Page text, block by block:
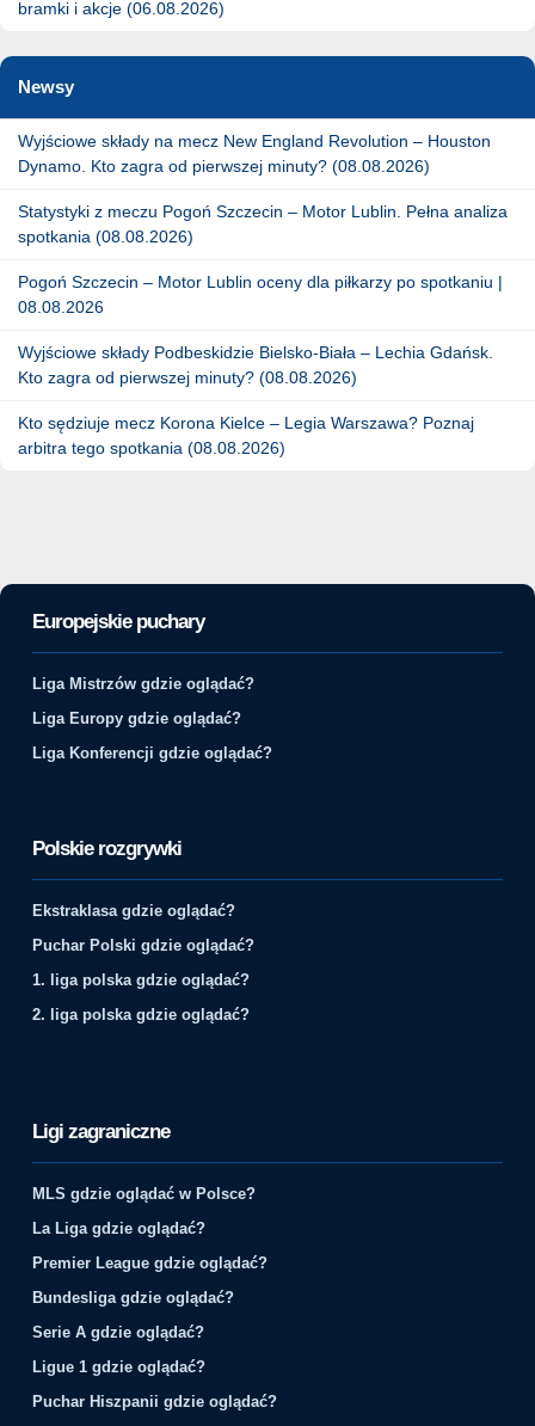
bramki i akcje (06.08.2026)
Newsy
Wyjściowe składy na mecz New England Revolution – Houston
Dynamo. Kto zagra od pierwszej minuty? (08.08.2026)
Statystyki z meczu Pogoń Szczecin – Motor Lublin. Pełna analiza
spotkania (08.08.2026)
Pogoń Szczecin – Motor Lublin oceny dla piłkarzy po spotkaniu |
08.08.2026
Wyjściowe składy Podbeskidzie Bielsko-Biała – Lechia Gdańsk.
Kto zagra od pierwszej minuty? (08.08.2026)
Kto sędziuje mecz Korona Kielce – Legia Warszawa? Poznaj
arbitra tego spotkania (08.08.2026)
Europejskie puchary
Liga Mistrzów gdzie oglądać?
Liga Europy gdzie oglądać?
Liga Konferencji gdzie oglądać?
Polskie rozgrywki
Ekstraklasa gdzie oglądać?
Puchar Polski gdzie oglądać?
1. liga polska gdzie oglądać?
2. liga polska gdzie oglądać?
Ligi zagraniczne
MLS gdzie oglądać w Polsce?
La Liga gdzie oglądać?
Premier League gdzie oglądać?
Bundesliga gdzie oglądać?
Serie A gdzie oglądać?
Ligue 1 gdzie oglądać?
Puchar Hiszpanii gdzie oglądać?